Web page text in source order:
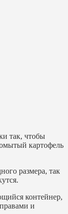
так, чтобы
картофель
размера, так
контейнер,
и